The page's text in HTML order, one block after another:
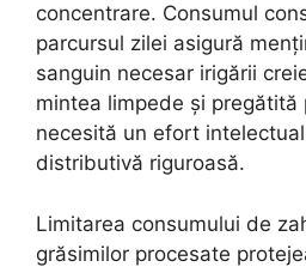
concentrare. Consumul
parcursul zilei asigură
sanguin necesar irigării
mintea limpede și pregătită
necesită un efort
distributivă riguroasă.
Limitarea consumului de
grăsimilor procesate